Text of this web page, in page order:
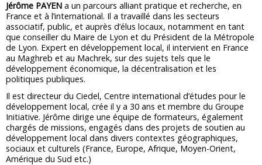
Jérôme PAYEN a un parcours alliant pratique et recherche, en
France et à l’international. Il a travaillé dans les secteurs
associatif, public, et auprès d’élus locaux, notamment en tant
que conseiller du Maire de Lyon et du Président de la Métropole
de Lyon. Expert en développement local, il intervient en France
au Maghreb et au Machrek, sur des sujets tels que le
développement économique, la décentralisation et les
politiques publiques.
Il est directeur du Ciedel, Centre international d’études pour le
développement local, crée il y a 30 ans et membre du Groupe
Initiative. Jérôme dirige une équipe de formateurs, également
chargés de missions, engagés dans des projets de soutien au
développement local dans divers contextes géographiques,
sociaux et culturels (France, Europe, Afrique, Moyen-Orient,
Amérique du Sud etc.)